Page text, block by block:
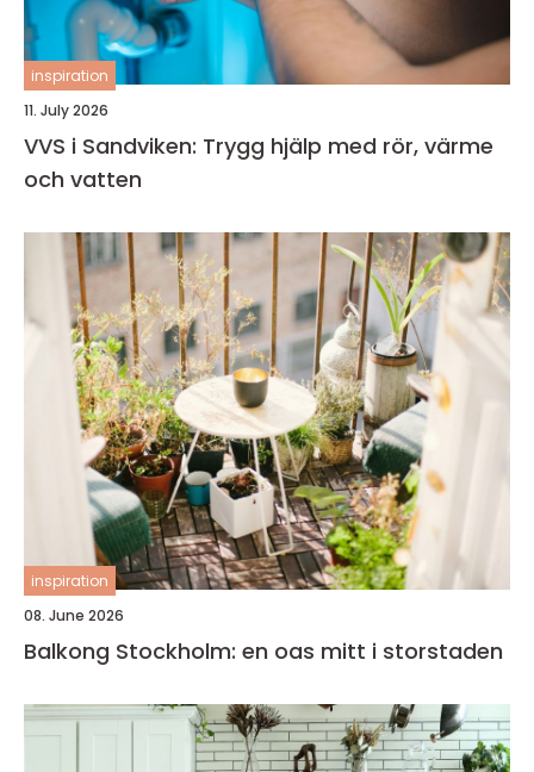
inspiration
11. July 2026
VVS i Sandviken: Trygg hjälp med rör, värme
och vatten
inspiration
08. June 2026
Balkong Stockholm: en oas mitt i storstaden